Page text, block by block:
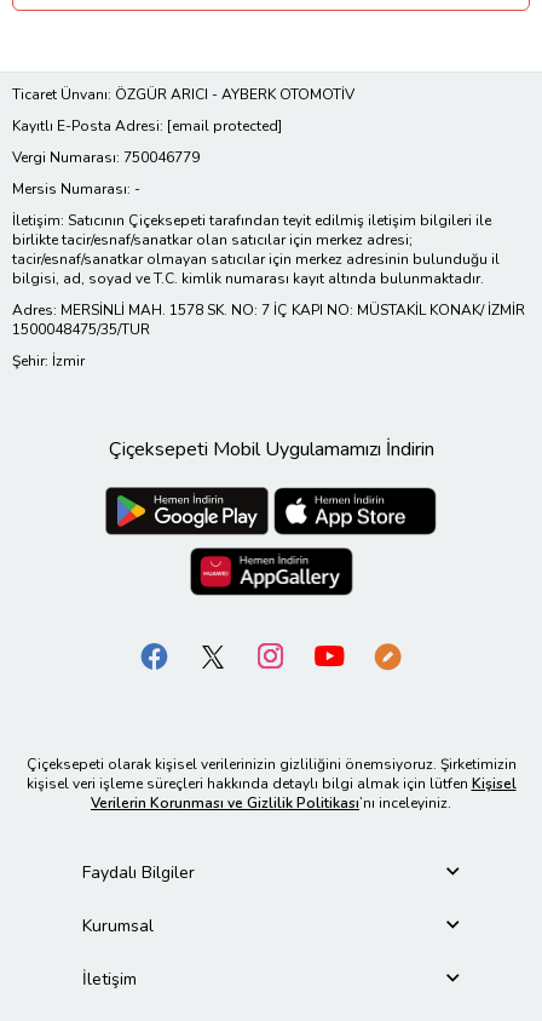
Ticaret Ünvanı: ÖZGÜR ARICI - AYBERK OTOMOTİV
Kayıtlı E-Posta Adresi: [email protected]
Vergi Numarası: 750046779
Mersis Numarası: -
İletişim: Satıcının Çiçeksepeti tarafından teyit edilmiş iletişim bilgileri ile
birlikte tacir/esnaf/sanatkar olan satıcılar için merkez adresi;
tacir/esnaf/sanatkar olmayan satıcılar için merkez adresinin bulunduğu il
bilgisi, ad, soyad ve T.C. kimlik numarası kayıt altında bulunmaktadır.
Adres: MERSİNLİ MAH. 1578 SK. NO: 7 İÇ KAPI NO: MÜSTAKİL KONAK/ İZMİR
1500048475/35/TUR
Şehir: İzmir
Çiçeksepeti Mobil Uygulamamızı İndirin
Çiçeksepeti olarak kişisel verilerinizin gizliliğini önemsiyoruz. Şirketimizin
kişisel veri işleme süreçleri hakkında detaylı bilgi almak için lütfen Kişisel
Verilerin Korunması ve Gizlilik Politikası’nı inceleyiniz.
Faydalı Bilgiler
Kurumsal
İletişim